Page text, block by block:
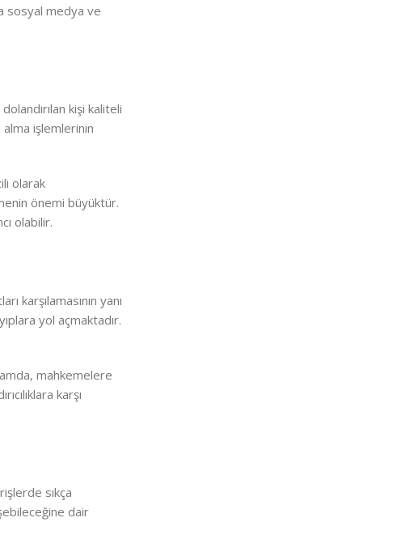
sosyal medya ve
kişi kaliteli
alma işlemlerinin
olarak
önemi büyüktür.
olabilir.
karşılamasının yanı
yol açmaktadır.
mahkemelere
karşı
sıkça
dair